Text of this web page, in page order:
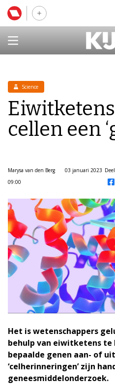
Science
cellen een
Marysa van den Berg
03 januari 2023
09:00
Het is wetenschappers
behulp van eiwitketens
bepaalde genen aan- of
‘celherinneringen’ zijn
geneesmiddelonderzoek.